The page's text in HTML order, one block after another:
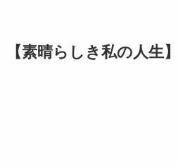
【素晴らしき私の人生